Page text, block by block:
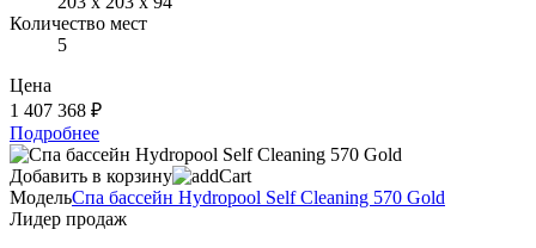
Количество мест
5
Цена
1 407 368 ₽
Подробнее
Добавить в корзину
МодельСпа бассейн Hydropool Self Cleaning 570 Gold
Лидер продаж